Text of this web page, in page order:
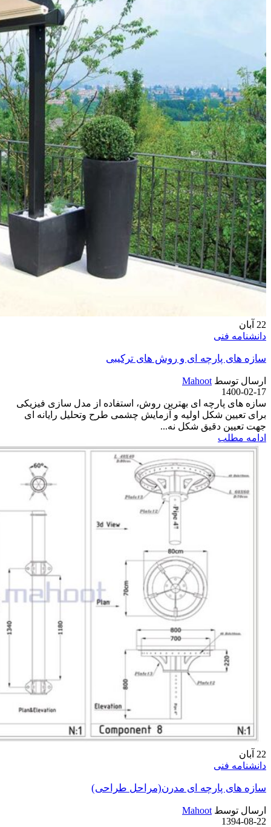
22 آبان
دانشنامه فنی
سازه های پارچه ای و روش های ترکیبی
ارسال توسط Mahoot
1400-02-17
سازه های پارچه ای بهترین روش، استفاده از مدل سازی فیزیکی
برای تعیین شکل اولیه و آزمایش چشمی طرح وتحلیل رایانه ای
جهت تعیین دقیق شکل نه...
ادامه مطلب
22 آبان
دانشنامه فنی
سازه های پارچه ای مدرن(مراحل طراحی)
ارسال توسط Mahoot
1394-08-22